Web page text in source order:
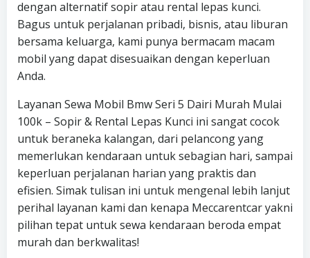
dengan alternatif sopir atau rental lepas kunci.
Bagus untuk perjalanan pribadi, bisnis, atau liburan
bersama keluarga, kami punya bermacam macam
mobil yang dapat disesuaikan dengan keperluan
Anda.
Layanan Sewa Mobil Bmw Seri 5 Dairi Murah Mulai
100k – Sopir & Rental Lepas Kunci ini sangat cocok
untuk beraneka kalangan, dari pelancong yang
memerlukan kendaraan untuk sebagian hari, sampai
keperluan perjalanan harian yang praktis dan
efisien. Simak tulisan ini untuk mengenal lebih lanjut
perihal layanan kami dan kenapa Meccarentcar yakni
pilihan tepat untuk sewa kendaraan beroda empat
murah dan berkwalitas!